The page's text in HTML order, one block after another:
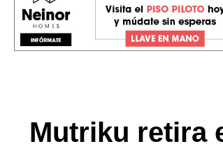
Mutriku retira